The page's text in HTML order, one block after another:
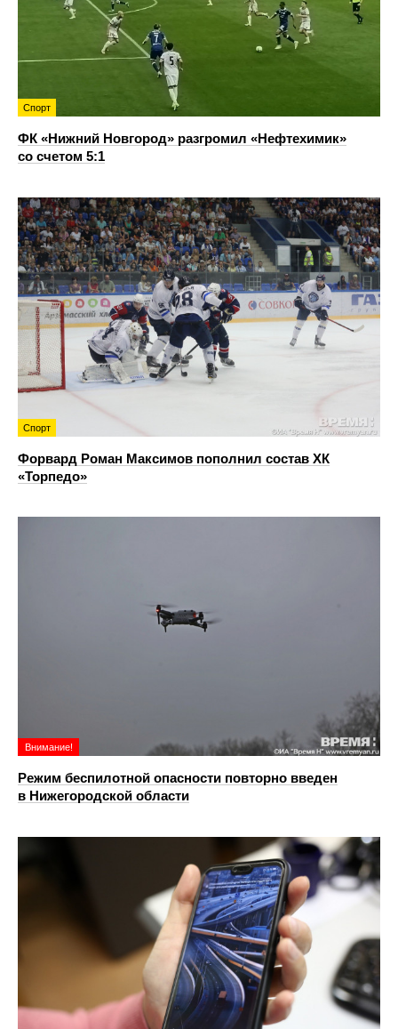
Спорт
ФК «Нижний Новгород» разгромил «Нефтехимик»
со счетом 5:1
Спорт
Форвард Роман Максимов пополнил состав ХК
«Торпедо»
Внимание!
Режим беспилотной опасности повторно введен
в Нижегородской области